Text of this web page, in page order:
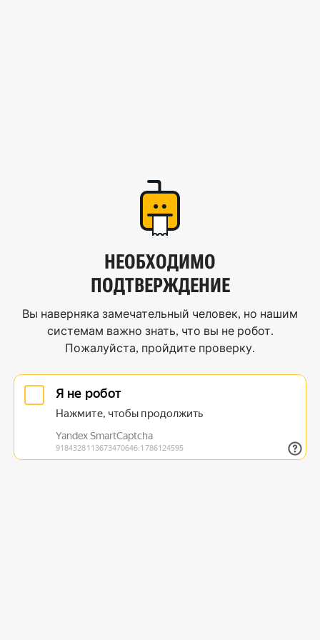
НЕОБХОДИМО
ПОДТВЕРЖДЕНИЕ
Вы наверняка замечательный человек, но нашим
системам важно знать, что вы не робот.
Пожалуйста, пройдите проверку.